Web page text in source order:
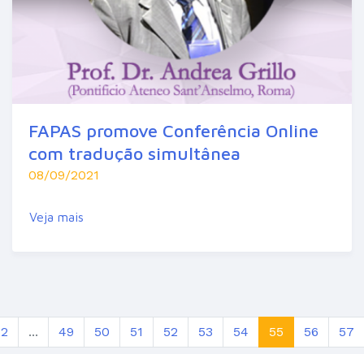
FAPAS promove Conferência Online
com tradução simultânea
08/09/2021
Veja mais
2 ... 49 50 51 52 53 54 55 56 57